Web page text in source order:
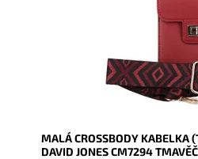
David Jones Paris
2 roky
MALÁ CROSSBODY KABELKA
DAVID JONES CM7294